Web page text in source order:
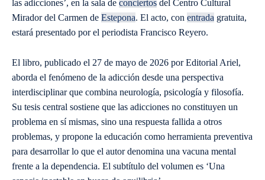
las adicciones’, en la sala de conciertos del Centro Cultural
Mirador del Carmen de Estepona. El acto, con entrada gratuita,
estará presentado por el periodista Francisco Reyero.
El libro, publicado el 27 de mayo de 2026 por Editorial Ariel,
aborda el fenómeno de la adicción desde una perspectiva
interdisciplinar que combina neurología, psicología y filosofía.
Su tesis central sostiene que las adicciones no constituyen un
problema en sí mismas, sino una respuesta fallida a otros
problemas, y propone la educación como herramienta preventiva
para desarrollar lo que el autor denomina una vacuna mental
frente a la dependencia. El subtítulo del volumen es ‘Una